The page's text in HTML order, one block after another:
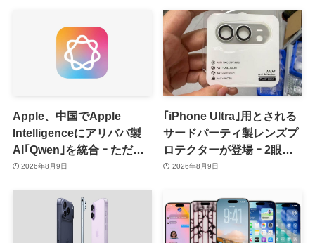
Apple、中国でApple
Intelligenceにアリババ製
AI｢Qwen｣を統合 ｰ ただ、
ユーザーガイドを公開後に
2026年8月9日
｢iPhone Ultra｣用とされる
サードパーティ製レンズプ
ロテクターが登場 ｰ 2眼カ
メラ搭載や一部本体カラー
2026年8月9日